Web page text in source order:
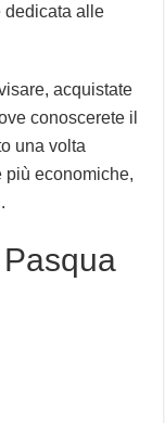
dedicata alle
acquistate
conoscerete il
una volta
più economiche,